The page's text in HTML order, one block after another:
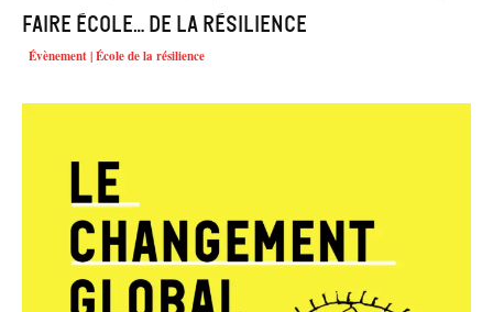
Faire école… de la résilience
Évènement | École de la résilience